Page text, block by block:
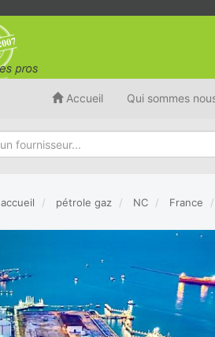
Accueil Qui sommes
accueil pétrole gaz NC France